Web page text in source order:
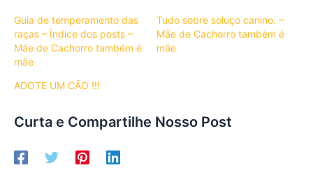
Guia de temperamento das
raças – Índice dos posts –
Mãe de Cachorro também é
mãe
Tudo sobre soluço canino. –
Mãe de Cachorro também é
mãe
ADOTE UM CÃO !!!
Curta e Compartilhe Nosso Post